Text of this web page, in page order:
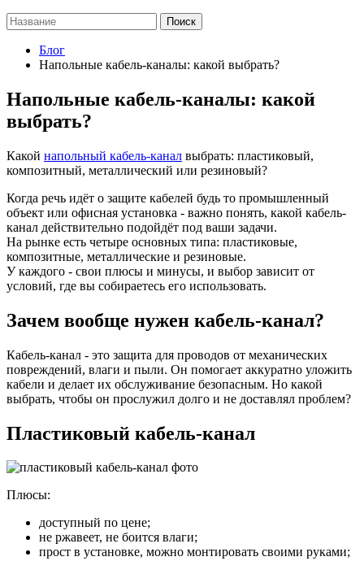
Поиск
Блог
Напольные кабель-каналы: какой выбрать?
Напольные кабель-каналы: какой
выбрать?
Какой напольный кабель-канал выбрать: пластиковый,
композитный, металлический или резиновый?
Когда речь идёт о защите кабелей будь то промышленный
объект или офисная установка - важно понять, какой кабель-
канал действительно подойдёт под ваши задачи.
На рынке есть четыре основных типа: пластиковые,
композитные, металлические и резиновые.
У каждого - свои плюсы и минусы, и выбор зависит от
условий, где вы собираетесь его использовать.
Зачем вообще нужен кабель-канал?
Кабель-канал - это защита для проводов от механических
повреждений, влаги и пыли. Он помогает аккуратно уложить
кабели и делает их обслуживание безопасным. Но какой
выбрать, чтобы он прослужил долго и не доставлял проблем?
Пластиковый кабель-канал
Плюсы:
доступный по цене;
не ржавеет, не боится влаги;
прост в установке, можно монтировать своими руками;